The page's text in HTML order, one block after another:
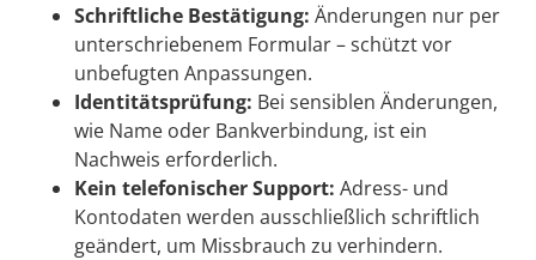
Schriftliche Bestätigung: Änderungen nur per
unterschriebenem Formular – schützt vor
unbefugten Anpassungen.
Identitätsprüfung: Bei sensiblen Änderungen,
wie Name oder Bankverbindung, ist ein
Nachweis erforderlich.
Kein telefonischer Support: Adress- und
Kontodaten werden ausschließlich schriftlich
geändert, um Missbrauch zu verhindern.